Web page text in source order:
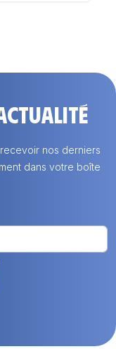
nos derniers
dans votre boîte